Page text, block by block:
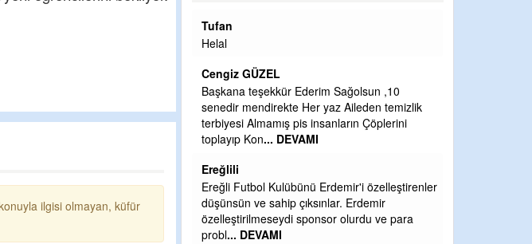
ilgisi olmayan, küfür
Cengiz GÜZEL
Başkana teşekkür Ederim Sağolsun ,10
senedir mendirekte Her yaz Aileden temizlik
terbiyesi Almamış pis insanların Çöplerini
toplayıp Kon... DEVAMI
Ereğli Futbol Kulübünü Erdemir'i özelleştirenler
düşünsün ve sahip çıksınlar. Erdemir
özelleştirilmeseydi sponsor olurdu ve para
... DEVAMI
GULDERE DERE
Mekanı cennet olsun